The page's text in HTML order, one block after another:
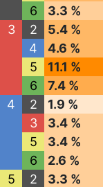
6
3.3 %
3
2
5.4 %
4
4.6 %
5
11.1 %
6
7.4 %
4
2
1.9 %
3
3.4 %
5
3.4 %
6
2.6 %
5
2
3.3 %